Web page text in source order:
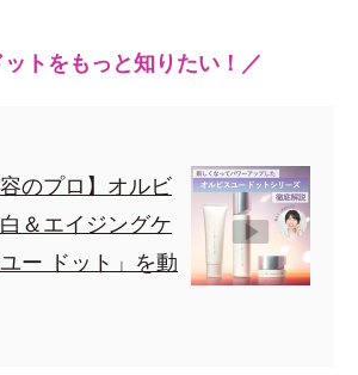
トをもっと知りたい！／
のプロ】オルビ
＆エイジングケ
ー ドット」を動